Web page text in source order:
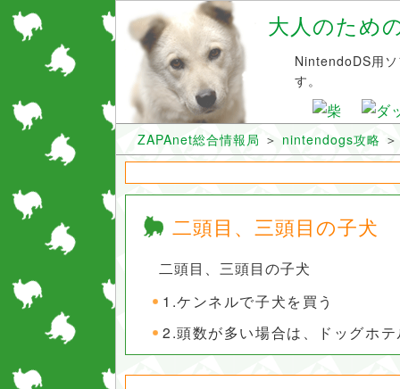
大人のため
NintendoDS用
す。
ZAPAnet総合情報局 ＞ nintendogs攻略
二頭目、三頭目の子犬
二頭目、三頭目の子犬
1.ケンネルで子犬を買う
2.頭数が多い場合は、ドッグホ